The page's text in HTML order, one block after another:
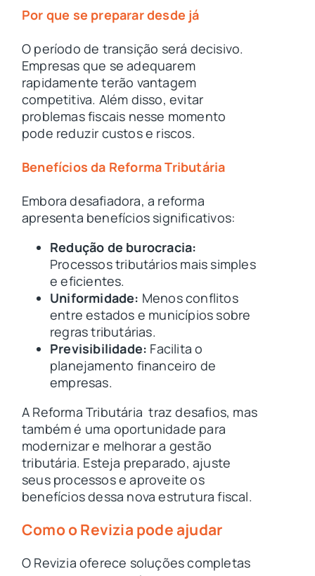
Por que se preparar desde já
O período de transição será decisivo.
Empresas que se adequarem
rapidamente terão vantagem
competitiva. Além disso, evitar
problemas fiscais nesse momento
pode reduzir custos e riscos.
Benefícios da Reforma Tributária
Embora desafiadora, a reforma
apresenta benefícios significativos:
Redução de burocracia:
Processos tributários mais simples
e eficientes.
Uniformidade: Menos conflitos
entre estados e municípios sobre
regras tributárias.
Previsibilidade: Facilita o
planejamento financeiro de
empresas.
A Reforma Tributária traz desafios, mas
também é uma oportunidade para
modernizar e melhorar a gestão
tributária. Esteja preparado, ajuste
seus processos e aproveite os
benefícios dessa nova estrutura fiscal.
Como o Revizia pode ajudar
O Revizia oferece soluções completas